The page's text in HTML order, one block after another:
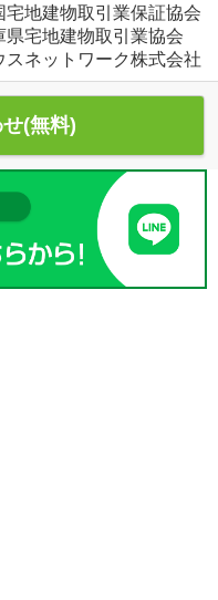
宅地建物取引業保証協会
県宅地建物取引業協会
スネットワーク株式会社
(無料)